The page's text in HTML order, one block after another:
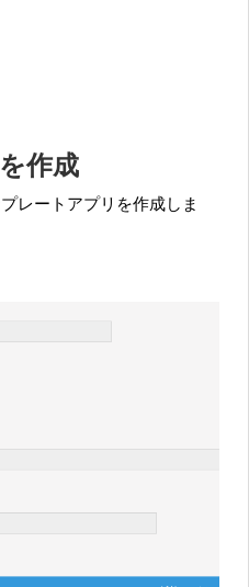
作成
レートアプリを作成しま